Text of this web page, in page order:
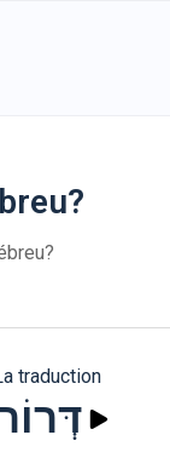
traduction